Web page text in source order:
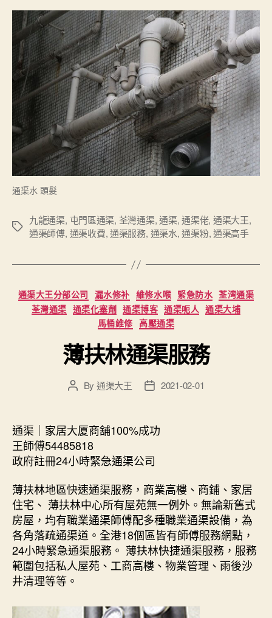
通渠水 頭髮
Tags
九龍通渠, 屯門區通渠, 荃灣通渠,通渠,通渠佬, 通渠大王,
通渠師傅, 通渠收費,通渠服務, 通渠水,通渠粉,通渠高手
Categories
通渠大王分部公司 漏水修补 維修水喉 緊急防水 荃湾通渠
荃灣通渠 通渠化塞劑 通渠博客 通渠呃人 通渠大埔
馬桶維修 高壓通渠
薄扶林通渠服務
PostBy 通渠大王
Post2021-02-01
通渠｜家居大厦商舖100%成功
王師傅54485818
政府註冊24小時緊急通渠公司
薄扶林地區快速通渠服務，商業高樓、商鋪、家居
住宅、 薄扶林中心所有屋苑無一例外。無論新舊式
房屋，均有職業通渠師傅配多種職業通渠設備，為
各角落疏通渠道。全港18個區皆有師傅服務網點，
24小時緊急通渠服務。 薄扶林快捷通渠服務，服務
範圍包括私人屋苑、工商高樓、物業管理、雨後沙
井清理等等。